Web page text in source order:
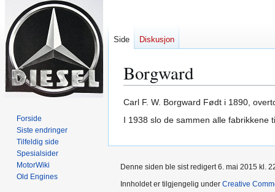
Borgward
Hopp
til
Hopp
til
Carl F. W. Borgward Født i 1890,
I 1938 slo de sammen alle fabrikkene
Side Diskusjon
Forside
Siste endringer
Tilfeldig side
Spesialsider
MotorWiki
Old Engines
Denne siden ble sist redigert 6. mai 2015 kl.
Innholdet er tilgjengelig under Creative